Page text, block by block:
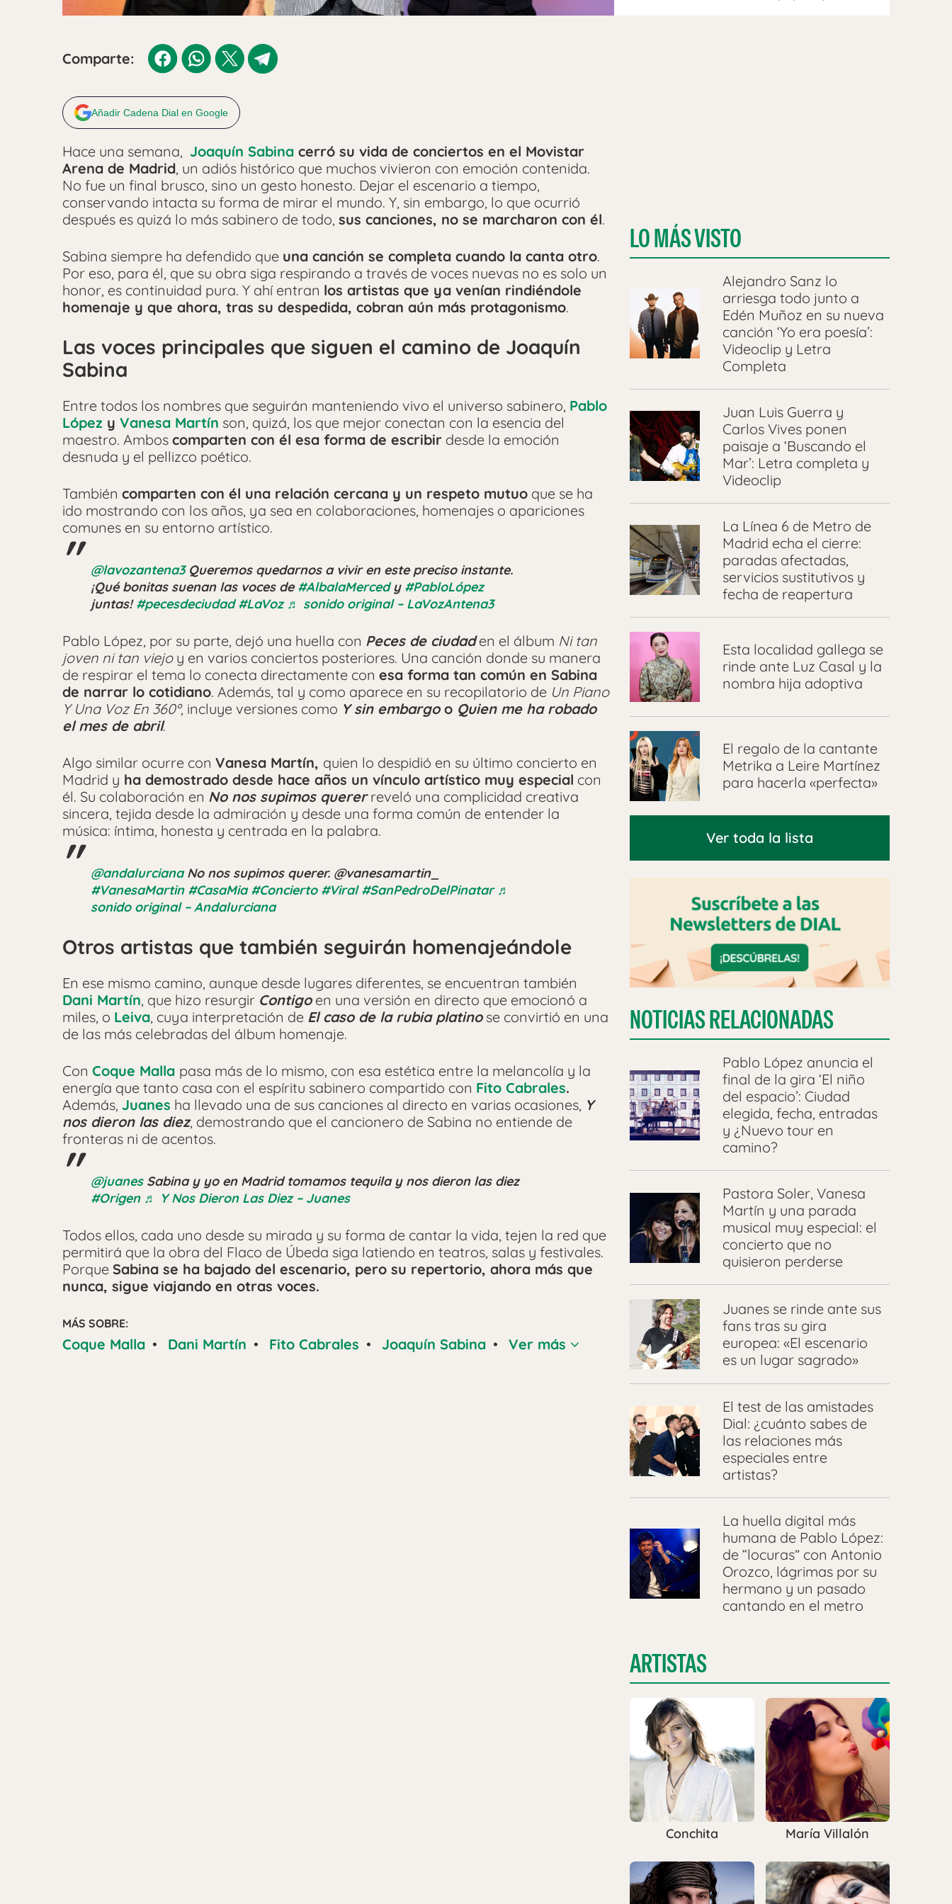
Comparte:
Añadir Cadena Dial en Google
Hace una semana, Joaquín Sabina cerró su vida de conciertos en el Movistar
Arena de Madrid, un adiós histórico que muchos vivieron con emoción contenida.
No fue un final brusco, sino un gesto honesto. Dejar el escenario a tiempo,
conservando intacta su forma de mirar el mundo. Y, sin embargo, lo que ocurrió
después es quizá lo más sabinero de todo, sus canciones, no se marcharon con él.
Sabina siempre ha defendido que una canción se completa cuando la canta otro.
Por eso, para él, que su obra siga respirando a través de voces nuevas no es solo un
honor, es continuidad pura. Y ahí entran los artistas que ya venían rindiéndole
homenaje y que ahora, tras su despedida, cobran aún más protagonismo.
Las voces principales que siguen el camino de Joaquín
Sabina
Entre todos los nombres que seguirán manteniendo vivo el universo sabinero, Pablo
López y Vanesa Martín son, quizá, los que mejor conectan con la esencia del
maestro. Ambos comparten con él esa forma de escribir desde la emoción
desnuda y el pellizco poético.
También comparten con él una relación cercana y un respeto mutuo que se ha
ido mostrando con los años, ya sea en colaboraciones, homenajes o apariciones
comunes en su entorno artístico.
@lavozantena3Queremos quedarnos a vivir en este preciso instante.
¡Qué bonitas suenan las voces de#AlbalaMercedy #PabloLópez
juntas!#pecesdeciudad #LaVoz ♬ sonido original – LaVozAntena3
Pablo López, por su parte, dejó una huella con Peces de ciudaden el álbum Ni tan
joven ni tan viejoy en varios conciertos posteriores. Una canción donde su manera
de respirar el tema lo conecta directamente con esa forma tan común en Sabina
de narrar lo cotidiano. Además, tal y como aparece en su recopilatorio de Un Piano
Y Una Voz En 360º, incluye versiones como Y sin embargoo Quien me ha robado
el mes de abril.
Algo similar ocurre con Vanesa Martín, quien lo despidió en su último concierto en
Madrid y ha demostrado desde hace años un vínculo artístico muy especial con
él. Su colaboración en No nos supimos quererreveló una complicidad creativa
sincera, tejida desde la admiración y desde una forma común de entender la
música: íntima, honesta y centrada en la palabra.
@andalurcianaNo nos supimos querer. @vanesamartin_
#VanesaMartin #CasaMia #Concierto #Viral #SanPedroDelPinatar ♬
sonido original – Andalurciana
Otros artistas que también seguirán homenajeándole
En ese mismo camino, aunque desde lugares diferentes, se encuentran también
Dani Martín, que hizo resurgir Contigoen una versión en directo que emocionó a
miles, o Leiva, cuya interpretación de El caso de la rubia platinose convirtió en una
de las más celebradas del álbum homenaje.
Con Coque Malla pasa más de lo mismo, con esa estética entre la melancolía y la
energía que tanto casa con el espíritu sabinero compartido con Fito Cabrales.
Además, Juanes ha llevado una de sus canciones al directo en varias ocasiones, Y
nos dieron las diez, demostrando que el cancionero de Sabina no entiende de
fronteras ni de acentos.
@juanesSabina y yo en Madrid tomamos tequila y nos dieron las diez
#Origen ♬ Y Nos Dieron Las Diez – Juanes
Todos ellos, cada uno desde su mirada y su forma de cantar la vida, tejen la red que
permitirá que la obra del Flaco de Úbeda siga latiendo en teatros, salas y festivales.
Porque Sabina se ha bajado del escenario, pero su repertorio, ahora más que
nunca, sigue viajando en otras voces.
MÁS SOBRE:
Coque Malla • Dani Martín • Fito Cabrales • Joaquín Sabina • Ver más
LO MÁS VISTO
Alejandro Sanz lo
arriesga todo junto a
Edén Muñoz en su nueva
canción ‘Yo era poesía’:
Videoclip y Letra
Completa
Juan Luis Guerra y
Carlos Vives ponen
paisaje a ‘Buscando el
Mar’: Letra completa y
Videoclip
La Línea 6 de Metro de
Madrid echa el cierre:
paradas afectadas,
servicios sustitutivos y
fecha de reapertura
Esta localidad gallega se
rinde ante Luz Casal y la
nombra hija adoptiva
El regalo de la cantante
Metrika a Leire Martínez
para hacerla «perfecta»
Ver toda la lista
NOTICIAS RELACIONADAS
Pablo López anuncia el
final de la gira ‘El niño
del espacio’: Ciudad
elegida, fecha, entradas
y ¿Nuevo tour en
camino?
Pastora Soler, Vanesa
Martín y una parada
musical muy especial: el
concierto que no
quisieron perderse
Juanes se rinde ante sus
fans tras su gira
europea: «El escenario
es un lugar sagrado»
El test de las amistades
Dial: ¿cuánto sabes de
las relaciones más
especiales entre
artistas?
La huella digital más
humana de Pablo López:
de “locuras” con Antonio
Orozco, lágrimas por su
hermano y un pasado
cantando en el metro
ARTISTAS
Conchita María Villalón